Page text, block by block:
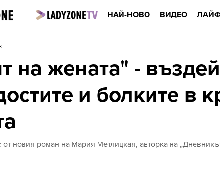
НАЙ-НОВО ВИДЕО
на жената" -
и болките в
от новия роман на Мария Метлицкая, авторка на